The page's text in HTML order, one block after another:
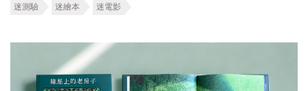
迷測驗 迷繪本 迷電影